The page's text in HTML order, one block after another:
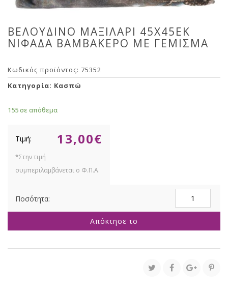
ΒΕΛΟΥΔΙΝΟ ΜΑΞΙΛΑΡΙ 45Χ45ΕΚ
ΝΙΦΑΔΑ ΒΑΜΒΑΚΕΡΟ ΜΕ ΓΕΜΙΣΜΑ
Κωδικός προϊόντος: 75352
Κατηγορία: Κασπώ
155 σε απόθεμα
13,00€
ΜΑΞΙΛΑΡΙ
45Χ45ΕΚ
ΒΑΜΒΑΚΕΡΟ
ποσότητα
Απόκτησε το